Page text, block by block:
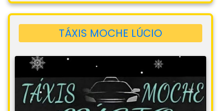
TÁXIS MOCHE LÚCIO